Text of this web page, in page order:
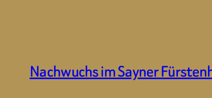
Nachwuchs im Sayner